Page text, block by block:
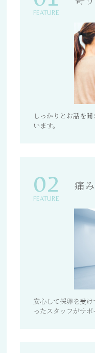
FEATURE
しっかりとお話を
います。
02
FEATURE
痛
安心して採卵を受
ったスタッフがサポ